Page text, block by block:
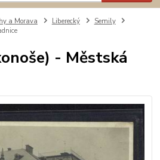
a Morava Liberecký
Semily
- Městská